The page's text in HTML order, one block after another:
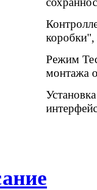
коробки",
Режим
монтажа